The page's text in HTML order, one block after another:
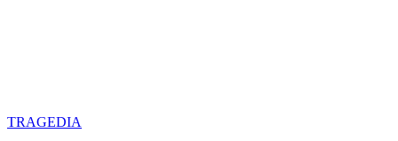
TRAGEDIA